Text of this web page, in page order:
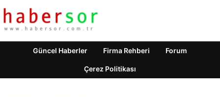
Güncel Haberler Firma Rehberi Forum
Çerez Politikası